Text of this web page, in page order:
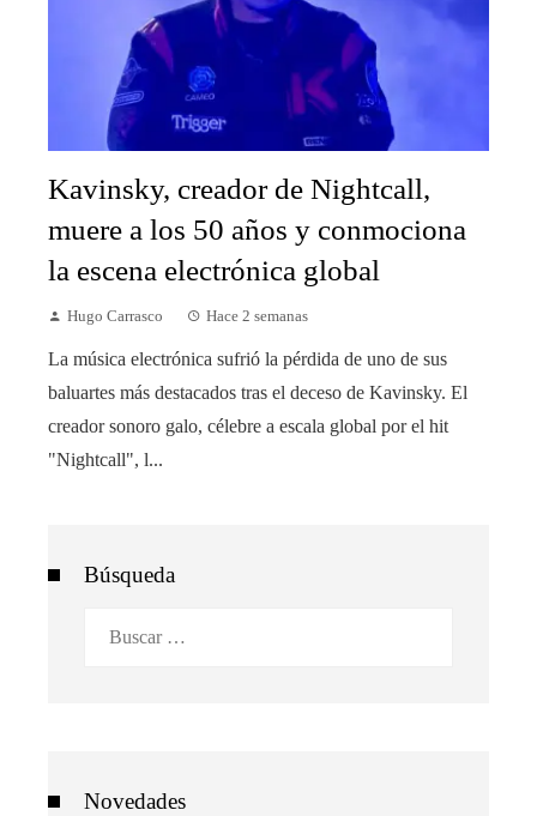
Kavinsky, creador de Nightcall,
muere a los 50 años y conmociona
la escena electrónica global
Hugo Carrasco Hace 2 semanas
La música electrónica sufrió la pérdida de uno de sus
baluartes más destacados tras el deceso de Kavinsky. El
creador sonoro galo, célebre a escala global por el hit
"Nightcall", l...
Búsqueda
Novedades